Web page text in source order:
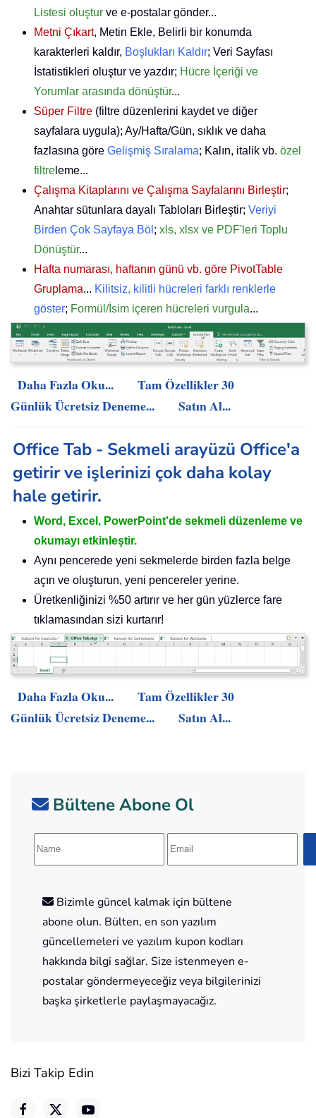
Listesi oluştur ve e-postalar gönder...
Metni Çıkart, Metin Ekle, Belirli bir konumda
karakterleri kaldır, Boşlukları Kaldır; Veri Sayfası
İstatistikleri oluştur ve yazdır; Hücre İçeriği ve
Yorumlar arasında dönüştür...
Süper Filtre (filtre düzenlerini kaydet ve diğer
sayfalara uygula); Ay/Hafta/Gün, sıklık ve daha
fazlasına göre Gelişmiş Sıralama; Kalın, italik vb. özel
filtre leme...
Çalışma Kitaplarını ve Çalışma Sayfalarını Birleştir;
Anahtar sütunlara dayalı Tabloları Birleştir; Veriyi
Birden Çok Sayfaya Böl ; xls, xlsx ve PDF'leri Toplu
Dönüştür...
Hafta numarası, haftanın günü vb. göre PivotTable
Gruplama... Kilitsiz, kilitli hücreleri farklı renklerle
göster; Formül/İsim içeren hücreleri vurgula...
Daha Fazla Oku...
Tam Özellikler 30
Günlük Ücretsiz Deneme...
Satın Al...
Office Tab - Sekmeli arayüzü Office'a
getirir ve işlerinizi çok daha kolay
hale getirir.
Word, Excel, PowerPoint'de sekmeli düzenleme ve
okumayı etkinleştir.
Aynı pencerede yeni sekmelerde birden fazla belge
açın ve oluşturun, yeni pencereler yerine.
Üretkenliğinizi %50 artırır ve her gün yüzlerce fare
tıklamasından sizi kurtarır!
Daha Fazla Oku...
Tam Özellikler 30
Günlük Ücretsiz Deneme...
Satın Al...
Bültene Abone Ol
Bizimle güncel kalmak için bültene
abone olun. Bülten, en son yazılım
güncellemeleri ve yazılım kupon kodları
hakkında bilgi sağlar. Size istenmeyen e-
postalar göndermeyeceğiz veya bilgilerinizi
başka şirketlerle paylaşmayacağız.
Bizi Takip Edin